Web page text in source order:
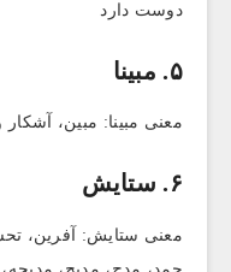
دوست دارد
۵. مبینا
معنی مبینا: مبین،
۶. ستایش
معنی ستایش: آفرین،